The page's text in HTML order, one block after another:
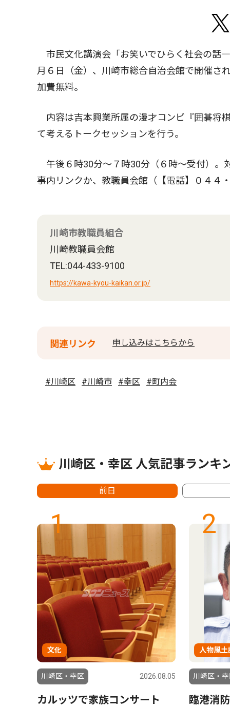
市民文化講演会「お笑いでひらく社会の話
月６日（金）、川崎市総合自治会館で開催さ
加費無料。
内容は吉本興業所属の漫才コンビ『囲碁将
て考えるトークセッションを行う。
午後６時30分〜７時30分（６時〜受付）。
事内リンクか、教職員会館（【電話】０４４
川崎市教職員組合
川崎教職員会館
TEL:044-433-9100
https://kawa-kyou-kaikan.or.jp/
関連リンク 申し込みはこちらから
#川崎区 #川崎市 #幸区 #町内会
川崎区・幸区 人気記事ランキ
前日
1
文化
川崎区・幸区 2026.08.05
カルッツで家族コンサート
2
人物風土
川崎区・
臨港消